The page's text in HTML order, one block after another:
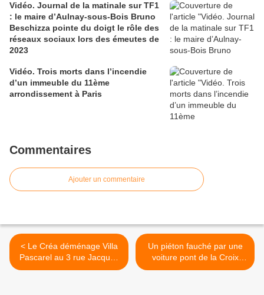
Vidéo. Journal de la matinale sur TF1
: le maire d’Aulnay-sous-Bois Bruno
Beschizza pointe du doigt le rôle des
réseaux sociaux lors des émeutes de
2023
Vidéo. Trois morts dans l’incendie
d’un immeuble du 11ème
arrondissement à Paris
Commentaires
Ajouter un commentaire
< Le Créa déménage Villa
Pascarel au 3 rue Jacques
Duclos à Aulnay-sous-Bois
Un piéton fauché par une
voiture pont de la Croix
Blanche à Aulnay-sous-Bois